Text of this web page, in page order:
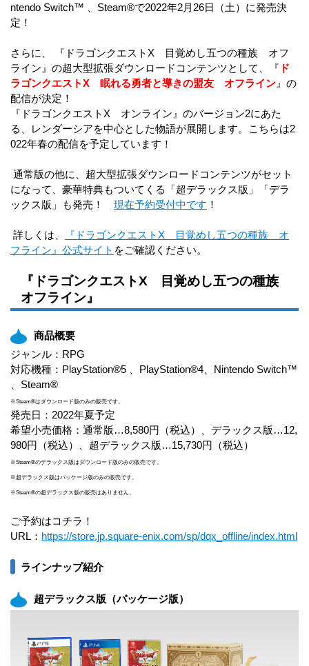
ntendo Switch™ 、Steam®で2022年2月26日（土）に発売決
定！
さらに、 『ドラゴンクエストX 目覚めし五つの種族 オフ
ライン』の超大型拡張ダウンロードコンテンツとして、『 ド
ラゴンクエストX 眠れる勇者と導きの盟友 オフライン 』の
配信が決定！
『ドラゴンクエストX オンライン』のバージョン2にあた
る、レンダーシアを中心とした物語が展開します。こちらは2
022年春の配信を予定しています！
通常版の他に、超大型拡張ダウンロードコンテンツがセット
になって、豪華特典もついてくる「超デラックス版」「デラ
ックス版」も発売！ 現在予約受付中です ！
詳しくは、
『ドラゴンクエストX 目覚めし五つの種族 オ
フライン』公式サイト をご確認ください。
『ドラゴンクエストX 目覚めし五つの種族
オフライン』
商品概要
ジャンル：RPG
対応機種：PlayStation®5 、PlayStation®4、Nintendo Switch™
、Steam®
※Steam®はダウンロード版のみの販売です。
発売日：2022年夏予定
希望小売価格：通常版…8,580円（税込）、デラックス版…12,
980円（税込）、超デラックス版…15,730円（税込）
※Steam®のデラックス版はダウンロード版のみの販売です。
※超デラックス版はパッケージ版のみの販売です。
※Steam®の超デラックス版の販売はありません。
ご予約はコチラ！
URL： https://store.jp.square-enix.com/sp/dqx_offline/index.html
ラインナップ紹介
超デラックス版（パッケージ版）